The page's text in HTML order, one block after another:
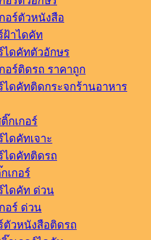
อร์ตัวหนังสือ
ฝ้าไดคัท
ไดคัทตัวอักษร
อร์ติดรถ ราคาถูก
ไดคัทติดกระจกร้านอาหาร
กเกอร์
ไดคัทเจาะ
ไดคัทติดรถ
เกอร์
ไดคัท ด่วน
อร์ ด่วน
ตัวหนังสือติดรถ